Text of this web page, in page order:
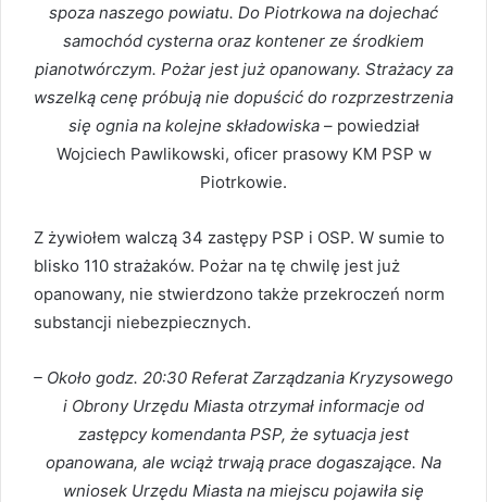
spoza naszego powiatu. Do Piotrkowa na dojechać
samochód cysterna oraz kontener ze środkiem
pianotwórczym. Pożar jest już opanowany. Strażacy za
wszelką cenę próbują nie dopuścić do rozprzestrzenia
się ognia na kolejne składowiska– powiedział
Wojciech Pawlikowski, oficer prasowy KM PSP w
Piotrkowie.
Z żywiołem walczą 34 zastępy PSP i OSP. W sumie to
blisko 110 strażaków. Pożar na tę chwilę jest już
opanowany, nie stwierdzono także przekroczeń norm
substancji niebezpiecznych.
– Około godz. 20:30 Referat Zarządzania Kryzysowego
i Obrony Urzędu Miasta otrzymał informacje od
zastępcy komendanta PSP, że sytuacja jest
opanowana, ale wciąż trwają prace dogaszające. Na
wniosek Urzędu Miasta na miejscu pojawiła się